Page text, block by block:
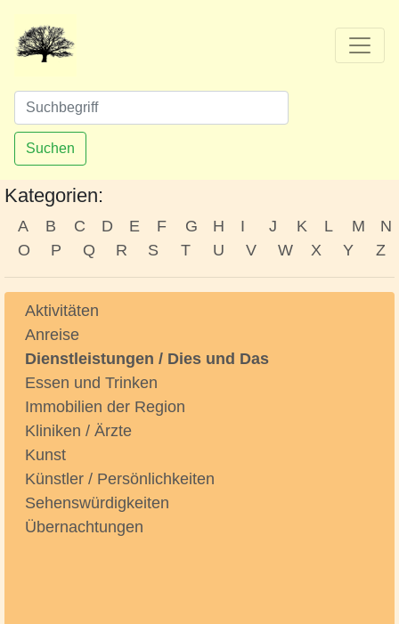
Suchen
Kategorien:
A B C D E F G H I J K L M
N
O
P Q R S T U V W X Y Z
Aktivitäten
Anreise
Dienstleistungen / Dies und Das
Essen und Trinken
Immobilien der Region
Kliniken / Ärzte
Kunst
Künstler / Persönlichkeiten
Sehenswürdigkeiten
Übernachtungen